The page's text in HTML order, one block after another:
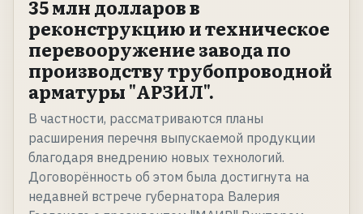
35 млн долларов в
реконструкцию и техническое
перевооружение завода по
производству трубопроводной
арматуры "АРЗИЛ".
В частности, рассматриваются планы
расширения перечня выпускаемой продукции
благодаря внедрению новых технологий.
Договорённость об этом была достигнута на
недавней встрече губернатора Валерия